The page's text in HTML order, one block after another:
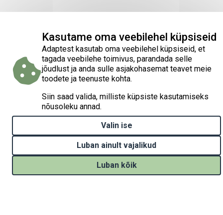
Kasutame oma veebilehel küpsiseid
Adaptest kasutab oma veebilehel küpsiseid, et
tagada veebilehe toimivus, parandada selle
jõudlust ja anda sulle asjakohasemat teavet meie
toodete ja teenuste kohta.
Siin saad valida, milliste küpsiste kasutamiseks
nõusoleku annad.
Withdraw consent
Valin ise
Luban ainult vajalikud
Luban kõik